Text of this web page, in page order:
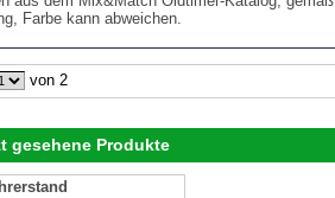
Farbe kann abweichen.
von 2
gesehene Produkte